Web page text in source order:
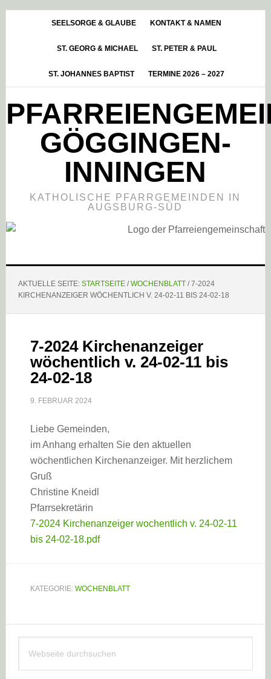
HauptsidebarSEELSORGE & GLAUBE KONTAKT & NAMEN
ST. GEORG & MICHAEL ST. PETER & PAUL
ST. JOHANNES BAPTIST TERMINE 2026 – 2027
GÖGGINGEN-
INNINGEN
KATHOLISCHE PFARRGEMEINDEN IN
AUGSBURG-SÜD
AKTUELLE SEITE: STARTSEITE / WOCHENBLATT /7-2024
KIRCHENANZEIGER WÖCHENTLICH V. 24-02-11 BIS 24-02-18
7-2024 Kirchenanzeiger
wöchentlich v. 24-02-11 bis
24-02-18
9. FEBRUAR 2024
Liebe Gemeinden,
im Anhang erhalten Sie den aktuellen
wöchentlichen Kirchenanzeiger. Mit herzlichem
Gruß
Christine Kneidl
Pfarrsekretärin
7-2024 Kirchenanzeiger wochentlich v. 24-02-11
bis 24-02-18.pdf
KATEGORIE: WOCHENBLATT
Haupt-
Sidebar
durchsuchen